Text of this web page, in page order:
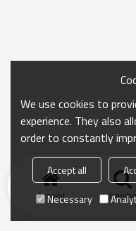
Accueil
We use cookies to
experience. They also
order to constantly
Accept all
Necessary